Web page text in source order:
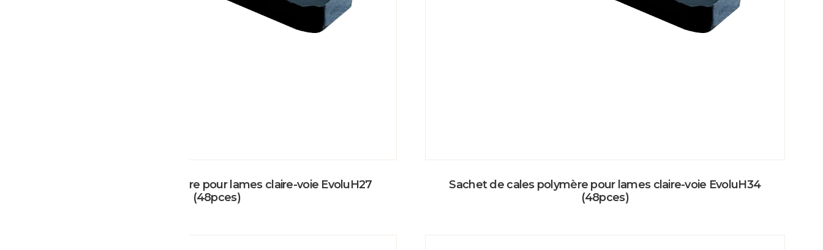
Sachet de cales polymère pour lames claire-voie EvoluH27
(48pces)
Sachet de cales polymère pour lames claire-voie EvoluH34
(48pces)